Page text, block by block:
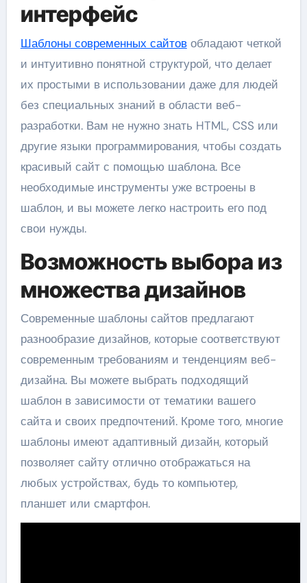
интерфейс
Шаблоны современных сайтовобладают четкой
и интуитивно понятной структурой, что делает
их простыми в использовании даже для людей
без специальных знаний в области веб-
разработки. Вам не нужно знать HTML, CSS или
другие языки программирования, чтобы создать
красивый сайт с помощью шаблона. Все
необходимые инструменты уже встроены в
шаблон, и вы можете легко настроить его под
свои нужды.
Возможность выбора из
множества дизайнов
Современные шаблоны сайтов предлагают
разнообразие дизайнов, которые соответствуют
современным требованиям и тенденциям веб-
дизайна. Вы можете выбрать подходящий
шаблон в зависимости от тематики вашего
сайта и своих предпочтений. Кроме того, многие
шаблоны имеют адаптивный дизайн, который
позволяет сайту отлично отображаться на
любых устройствах, будь то компьютер,
планшет или смартфон.